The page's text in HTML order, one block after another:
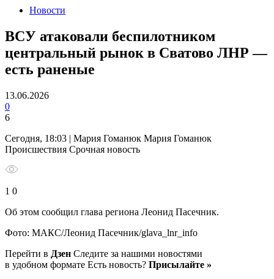
Новости
ВСУ атаковали беспилотником
центральный рынок в Сватово ЛНР —
есть раненые
13.06.2026
0
6
Сегодня, 18:03 | Мария Гоманюк Мария Гоманюк
Происшествия Срочная новость
1 0
Об этом сообщил глава региона Леонид Пасечник.
Фото: МАКС/Леонид Пасечник/glava_lnr_info
Перейти в Дзен Следите за нашими новостями
в удобном формате Есть новость? Присылайте »